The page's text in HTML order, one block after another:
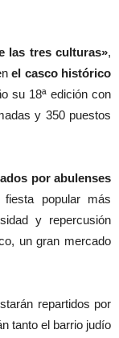
las tres culturas»,
el casco histórico
su 18ª edición con
y 350 puestos
por abulenses
popular más
y repercusión
un gran mercado
repartidos por
tanto el barrio judío